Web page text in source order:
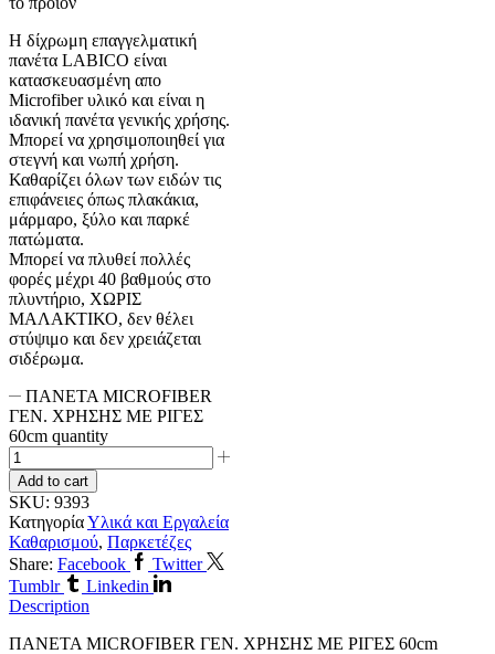
H δίχρωμη επαγγελματική
πανέτα LABICO είναι
κατασκευασμένη απο
Microfiber υλικό και είναι η
ιδανική πανέτα γενικής χρήσης.
Μπορεί να χρησιμοποιηθεί για
στεγνή και νωπή χρήση.
Καθαρίζει όλων των ειδών τις
επιφάνειες όπως πλακάκια,
μάρμαρο, ξύλο και παρκέ
πατώματα.
Μπορεί να πλυθεί πολλές
φορές μέχρι 40 βαθμούς στο
πλυντήριο, ΧΩΡΙΣ
ΜΑΛΑΚΤΙΚΟ, δεν θέλει
στύψιμο και δεν χρειάζεται
σιδέρωμα.
ΠΑΝΕΤΑ MICROFIBER
ΓΕΝ. ΧΡΗΣΗΣ ΜΕ ΡΙΓΕΣ
60cm quantity
Add to cart
SKU: 9393
ΚατηγορίαΥλικά και Εργαλεία
Καθαρισμού, Παρκετέζες
Share: Facebook
Twitter
Tumblr
Linkedin
Description
ΠΑΝΕΤΑ MICROFIBER ΓΕΝ. ΧΡΗΣΗΣ ΜΕ ΡΙΓΕΣ 60cm